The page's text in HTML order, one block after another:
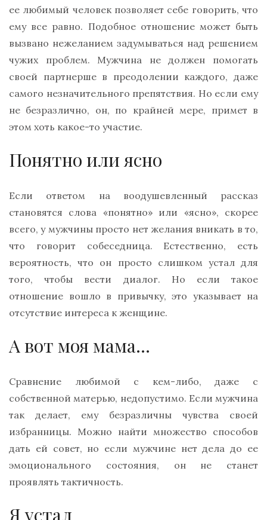
ее любимый человек позволяет себе говорить, что
ему все равно. Подобное отношение может быть
вызвано нежеланием задумываться над решением
чужих проблем. Мужчина не должен помогать
своей партнерше в преодолении каждого, даже
самого незначительного препятствия. Но если ему
не безразлично, он, по крайней мере, примет в
этом хоть какое-то участие.
Понятно или ясно
Если ответом на воодушевленный рассказ
становятся слова «понятно» или «ясно», скорее
всего, у мужчины просто нет желания вникать в то,
что говорит собеседница. Естественно, есть
вероятность, что он просто слишком устал для
того, чтобы вести диалог. Но если такое
отношение вошло в привычку, это указывает на
отсутствие интереса к женщине.
А вот моя мама…
Сравнение любимой с кем-либо, даже с
собственной матерью, недопустимо. Если мужчина
так делает, ему безразличны чувства своей
избранницы. Можно найти множество способов
дать ей совет, но если мужчине нет дела до ее
эмоционального состояния, он не станет
проявлять тактичность.
Я устал